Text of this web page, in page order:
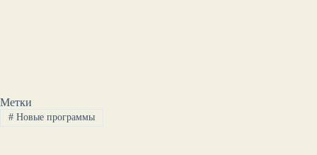
Метки
#Новые программы